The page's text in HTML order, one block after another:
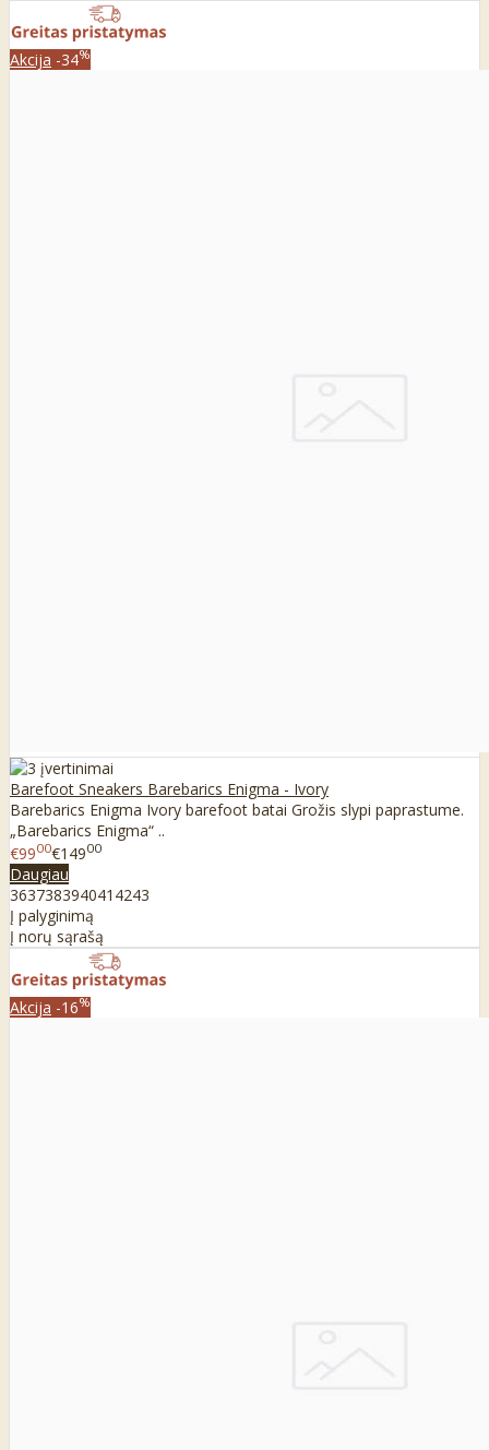
Akcija -34%
Barefoot Sneakers Barebarics Enigma - Ivory
Barebarics Enigma Ivory barefoot batai Grožis slypi paprastume.
„Barebarics Enigma“ ..
€9900€14900
Daugiau
363738394041 4243
Į palyginimą
Į norų sąrašą
Akcija -16%